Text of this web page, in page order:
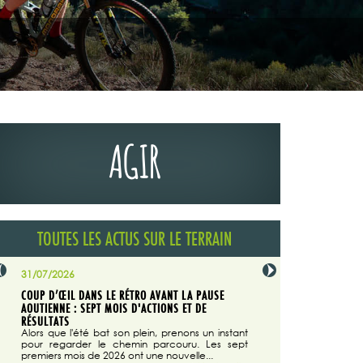
AGIR
TOUTES LES ACTUS SUR LE TERRAIN
du
31/07/2026
COUP D’ŒIL DANS LE RÉTRO AVANT LA PAUSE
AOUTIENNE : SEPT MOIS D'ACTIONS ET DE
RÉSULTATS
Alors que l'été bat son plein, prenons un instant
pour regarder le chemin parcouru. Les sept
premiers mois de 2026 ont une nouvelle...
29/07/2026